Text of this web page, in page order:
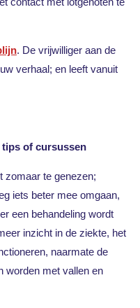
. De vrijwilliger aan de
verhaal; en leeft vanuit
tips of cursussen
zomaar te genezen;
iets beter mee omgaan,
een behandeling wordt
inzicht in de ziekte, het
naarmate de
worden met vallen en